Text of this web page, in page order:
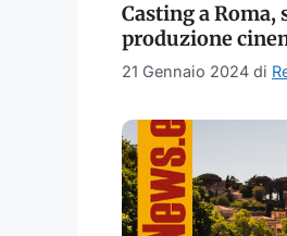
Casting a
produzione
21 Gennaio 2024 di